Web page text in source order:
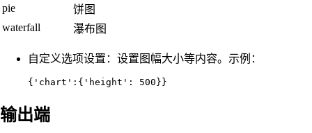
pie
饼图
waterfall
瀑布图
自定义选项设置：设置图幅大小等内容。示例：
输出端